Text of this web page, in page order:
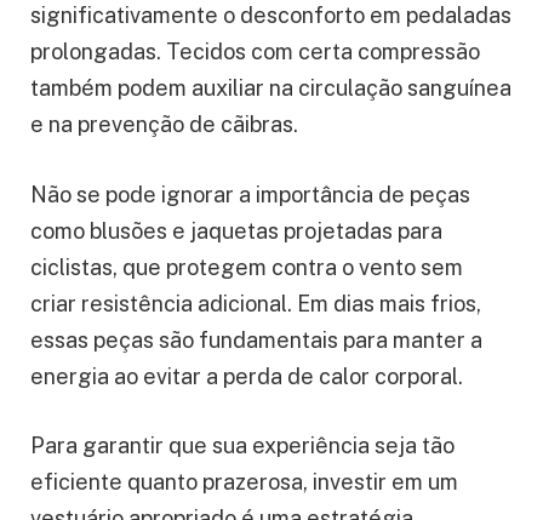
significativamente o desconforto em pedaladas
prolongadas. Tecidos com certa compressão
também podem auxiliar na circulação sanguínea
e na prevenção de cãibras.
Não se pode ignorar a importância de peças
como blusões e jaquetas projetadas para
ciclistas, que protegem contra o vento sem
criar resistência adicional. Em dias mais frios,
essas peças são fundamentais para manter a
energia ao evitar a perda de calor corporal.
Para garantir que sua experiência seja tão
eficiente quanto prazerosa, investir em um